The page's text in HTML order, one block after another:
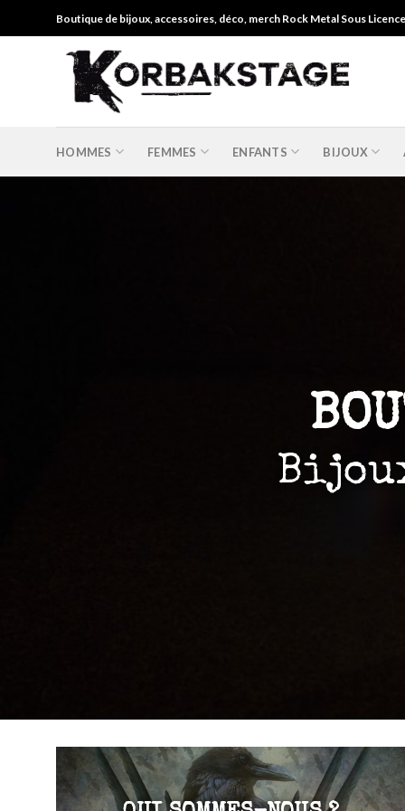
to
Boutique de bijoux, accessoires, déco, merch Rock Metal Sous
HOMMES FEMMES ENFANTS BIJOUX